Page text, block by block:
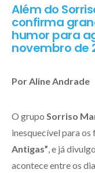
Além do
confirma
humor para
novembro de
Por Aline Andrade
O grupo Sorriso
inesquecível para os
Antigas” , e já
acontece entre os